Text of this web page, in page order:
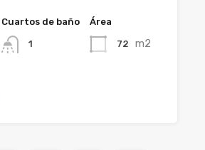
Cuartos de baño
1
Área
72 m2